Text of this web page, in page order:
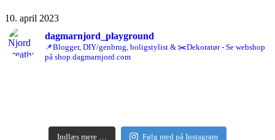
10. april 2023
dagmarnjord_playground
📌Blogger, DIY/genbrug, boligstylist & ✂️Dekoratør - Se webshop
på shop.dagmarnjord.com
Indlæs mere … Følg med på Instagram